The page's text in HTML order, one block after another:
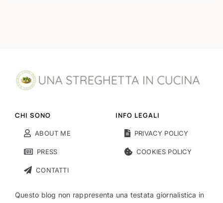
CHI SONO
ABOUT ME
PRESS
CONTATTI
INFO LEGALI
PRIVACY POLICY
COOKIES POLICY
Questo blog non rappresenta una testata giornalistica in